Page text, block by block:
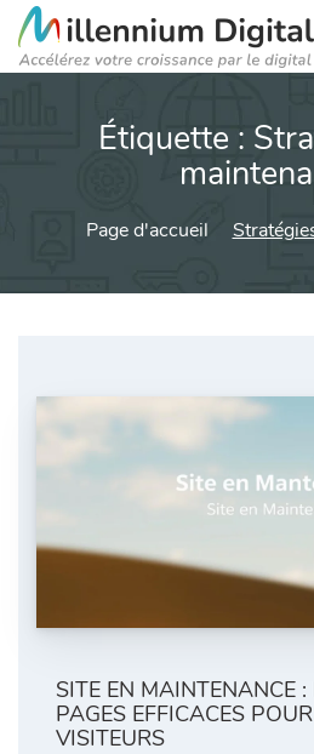
Étiquette :
Page d'accueil
SITE EN MAINTENANCE :
PAGES EFFICACES
VISITEURS